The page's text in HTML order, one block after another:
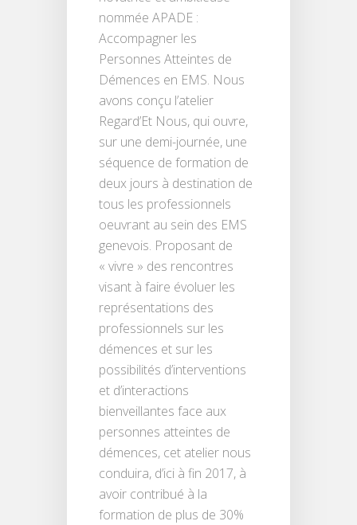
nommée APADE :
Accompagner les
Personnes Atteintes de
Démences en EMS. Nous
avons conçu l’atelier
Regard’Et Nous, qui ouvre,
sur une demi-journée, une
séquence de formation de
deux jours à destination de
tous les professionnels
oeuvrant au sein des EMS
genevois. Proposant de
« vivre » des rencontres
visant à faire évoluer les
représentations des
professionnels sur les
démences et sur les
possibilités d’interventions
et d’interactions
bienveillantes face aux
personnes atteintes de
démences, cet atelier nous
conduira, d’ici à fin 2017, à
avoir contribué à la
formation de plus de 30%